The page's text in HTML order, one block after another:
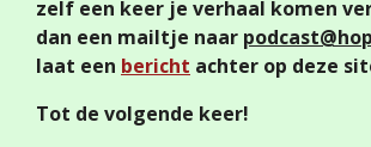
zelf een keer je verhaal komen
dan een mailtje naar
laat een bericht achter op deze
Tot de volgende keer!